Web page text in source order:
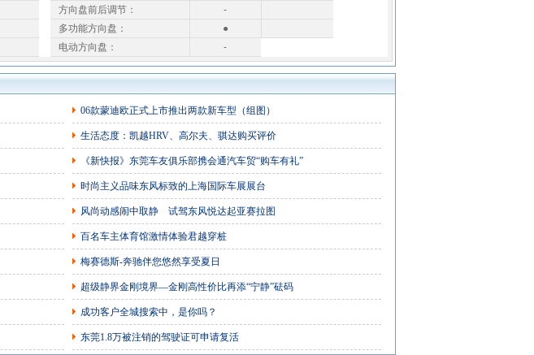
方向盘前后调节：
-
多功能方向盘：
●
电动方向盘：
-
06款蒙迪欧正式上市推出两款新车型（组图）
生活态度：凯越HRV、高尔夫、骐达购买评价
《新快报》东莞车友俱乐部携会通汽车贸“购车有礼”
时尚主义品味东风标致的上海国际车展展台
风尚动感闹中取静 试驾东风悦达起亚赛拉图
百名车主体育馆激情体验君越穿桩
梅赛德斯-奔驰伴您悠然享受夏日
超级静界金刚境界—金刚高性价比再添“宁静”砝码
成功客户全城搜索中，是你吗？
东莞1.8万被注销的驾驶证可申请复活